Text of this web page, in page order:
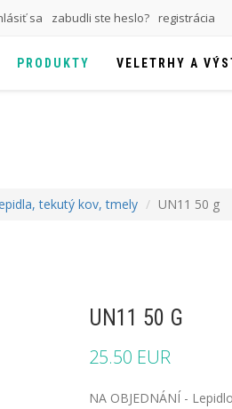
sa zabudli ste heslo? registrácia
PRODUKTY VELETRHY A
tekutý kov, tmely UN11 50 g
UN11 50 G
25.50 EUR
NA OBJEDNÁNÍ -